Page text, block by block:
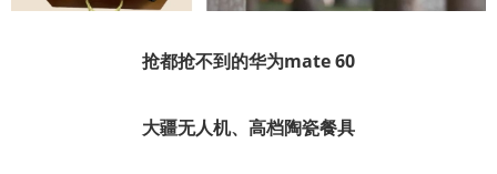
抢都抢不到的华为mate 60
大疆无人机、高档陶瓷餐具